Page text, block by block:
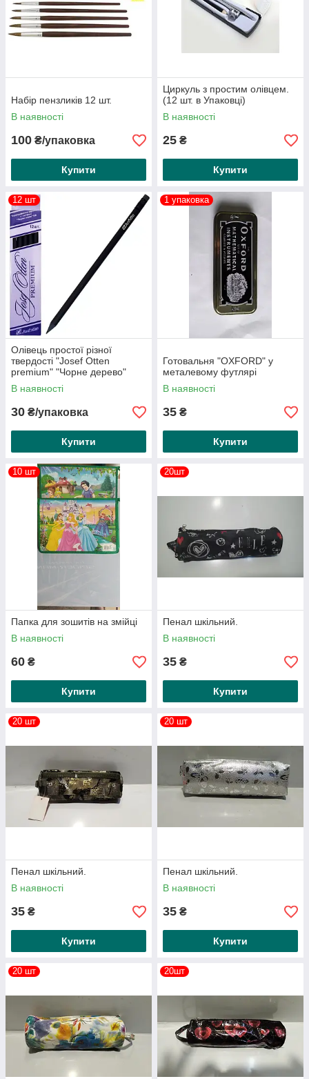
Набір пензликів 12 шт.
В наявності
100 ₴/упаковка
Купити
Циркуль з простим олівцем.
(12 шт. в Упаковці)
В наявності
25 ₴
Купити
12 шт
Олівець простої різної
твердості "Josef Otten
premium" "Чорне дерево"
(Упаковка 12 шт.)
В наявності
30 ₴/упаковка
Купити
1 упаковка
Готовальня "OXFORD" у
металевому футлярі
В наявності
35 ₴
Купити
10 шт
Папка для зошитів на змійці
В наявності
60 ₴
Купити
20шт
Пенал шкільний.
В наявності
35 ₴
Купити
20 шт
Пенал шкільний.
В наявності
35 ₴
Купити
20 шт
Пенал шкільний.
В наявності
35 ₴
Купити
20 шт 20шт